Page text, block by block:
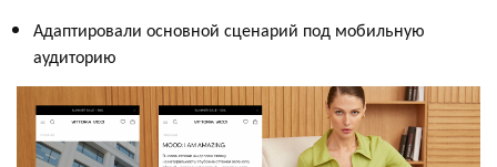
Адаптировали основной сценарий под мобильную
аудиторию